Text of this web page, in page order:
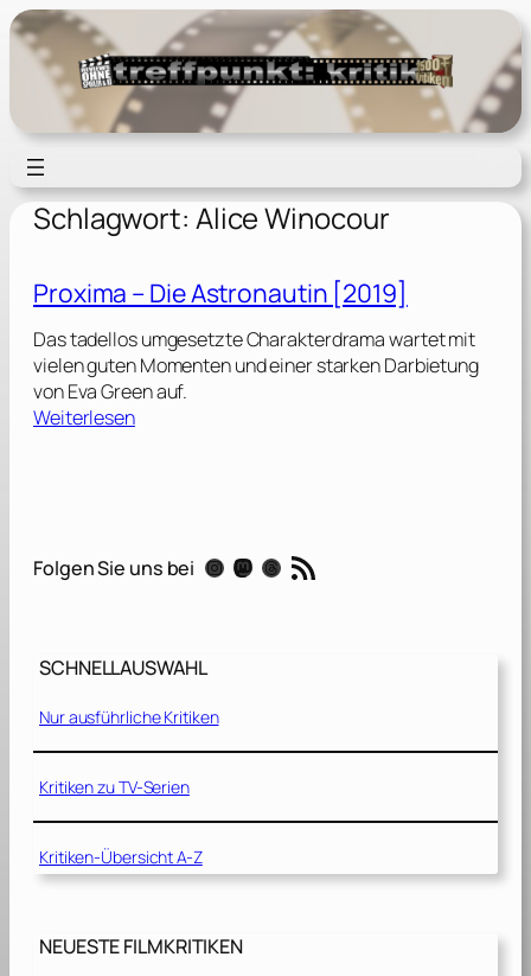
Zum
Inhalt
springen
Schlagwort: Alice Winocour
Proxima – Die Astronautin [2019]
Das tadellos umgesetzte Charakterdrama wartet mit
vielen guten Momenten und einer starken Darbietung
von Eva Green auf.
Weiterlesen:
m
D
e
A
s
o
n
u
Folgen Sie uns bei Instagram Mastodon Threads RSS-Feed
SCHNELLAUSWAHL
Nur ausführliche Kritiken
Kritiken zu TV-Serien
Kritiken-Übersicht A-Z
NEUESTE FILMKRITIKEN